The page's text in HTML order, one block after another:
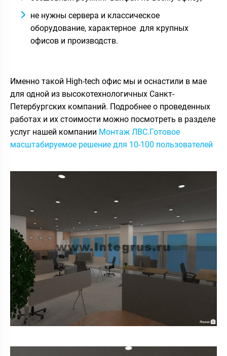
не нужны сервера и классическое
оборудование, характерное для крупных
офисов и производств.
Именно такой High-tech офис мы и оснастили в мае
для одной из высокотехнологичных Санкт-
Петербургских компаний. Подробнее о проведенных
работах и их стоимости можно посмотреть в разделе
услуг нашей компании Монтаж ЛВС.Готовое
масштабируемое решение для 10-100 пользователей